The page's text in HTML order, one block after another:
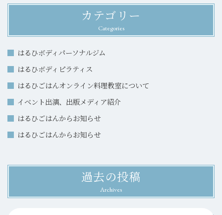
カテゴリー
Categories
はるひボディパーソナルジム
はるひボディピラティス
はるひごはんオンライン料理教室について
イベント出演、出版メディア紹介
はるひごはんからお知らせ
はるひごはんからお知らせ
過去の投稿
Archives